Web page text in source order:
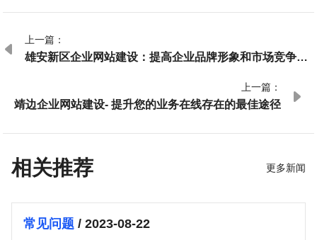

上一篇：
雄安新区企业网站建设：提高企业品牌形象和市场竞争力
上一篇：
靖边企业网站建设- 提升您的业务在线存在的最佳途径

相关推荐 更多新闻
常见问题/ 2023-08-22